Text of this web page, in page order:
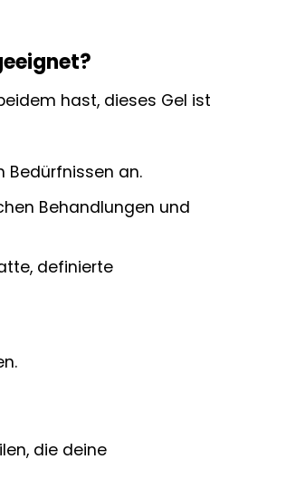
hast, dieses Gel ist
Bedürfnissen an.
Behandlungen und
definierte
die deine